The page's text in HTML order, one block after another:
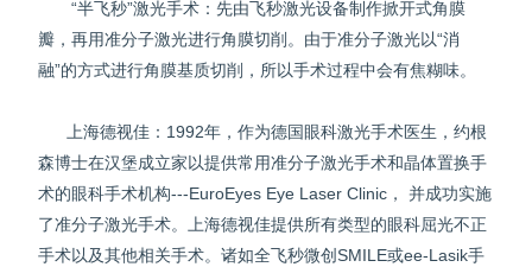
“半飞秒”激光手术：先由飞秒激光设备制作掀开式角膜
瓣，再用准分子激光进行角膜切削。由于准分子激光以“消
融”的方式进行角膜基质切削，所以手术过程中会有焦糊味。
上海德视佳：1992年，作为德国眼科激光手术医生，约根
森博士在汉堡成立家以提供常用准分子激光手术和晶体置换手
术的眼科手术机构---EuroEyes Eye Laser Clinic， 并成功实施
了准分子激光手术。上海德视佳提供所有类型的眼科屈光不正
手术以及其他相关手术。诸如全飞秒微创SMILE或ee-Lasik手